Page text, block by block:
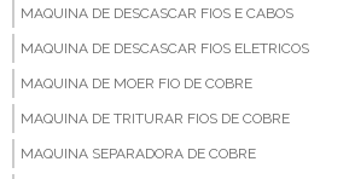
MAQUINA DE DESCASCAR FIOS E CABOS
MAQUINA DE DESCASCAR FIOS ELETRICOS
MAQUINA DE MOER FIO DE COBRE
MAQUINA DE TRITURAR FIOS DE COBRE
MAQUINA SEPARADORA DE COBRE